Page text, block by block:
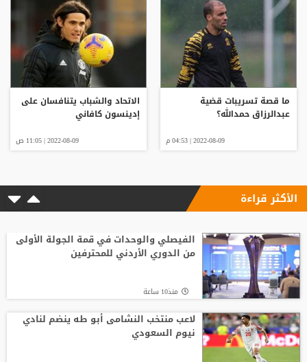
ما قصة تسريبات قضية
عبدالرزاق حمدالله؟
2022-08-09 | 04:53 م
الاتحاد والشباب يتنافسان على
إدينسون كافاني
2022-08-09 | 11:05 ص
الأكثر قراءة
الفيصلي والوحدات في قمة الجولة الأولى
من الدوري الأردني للمحترفين
منذ10 ساعة
لاعب منتخب النشامى أبو طه ينضم لنادي
نيوم السعودي